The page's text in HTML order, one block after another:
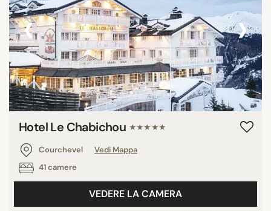
‹ ›
Hotel Le Chabichou ★★★★★
Courchevel
Vedi Mappa
41 camere
VEDERE LA CAMERA